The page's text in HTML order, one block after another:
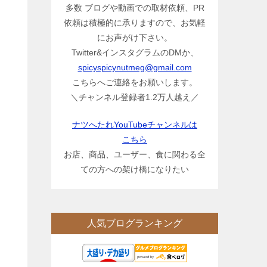
多数 ブログや動画での取材依頼、PR
依頼は積極的に承りますので、お気軽
にお声がけ下さい。
Twitter&インスタグラムのDMか、
spicyspicynutmeg@gmail.com
こちらへご連絡をお願いします。
＼チャンネル登録者1.2万人越え／
ナツへたれYouTubeチャンネルは
こちら
お店、商品、ユーザー、食に関わる全
ての方への架け橋になりたい
人気ブログランキング